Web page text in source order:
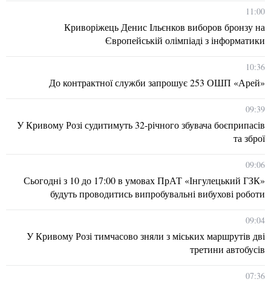
11:00
Криворіжець Денис Ільєнков виборов бронзу на
Європейській олімпіаді з інформатики
10:36
До контрактної служби запрошує 253 ОШП «Арей»
09:39
У Кривому Розі судитимуть 32-річного збувача боєприпасів
та зброї
09:06
Сьогодні з 10 до 17:00 в умовах ПрАТ «Інгулецький ГЗК»
будуть проводитись випробувальні вибухові роботи
09:04
У Кривому Розі тимчасово зняли з міських маршрутів дві
третини автобусів
07:36